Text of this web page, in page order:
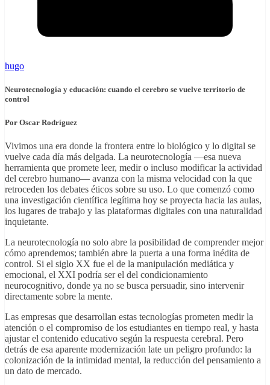
hugo
Neurotecnología y educación: cuando el cerebro se vuelve territorio de
control
Por Oscar Rodríguez
Vivimos una era donde la frontera entre lo biológico y lo digital se
vuelve cada día más delgada. La neurotecnología —esa nueva
herramienta que promete leer, medir o incluso modificar la actividad
del cerebro humano— avanza con la misma velocidad con la que
retroceden los debates éticos sobre su uso. Lo que comenzó como
una investigación científica legítima hoy se proyecta hacia las aulas,
los lugares de trabajo y las plataformas digitales con una naturalidad
inquietante.
La neurotecnología no solo abre la posibilidad de comprender mejor
cómo aprendemos; también abre la puerta a una forma inédita de
control. Si el siglo XX fue el de la manipulación mediática y
emocional, el XXI podría ser el del condicionamiento
neurocognitivo, donde ya no se busca persuadir, sino intervenir
directamente sobre la mente.
Las empresas que desarrollan estas tecnologías prometen medir la
atención o el compromiso de los estudiantes en tiempo real, y hasta
ajustar el contenido educativo según la respuesta cerebral. Pero
detrás de esa aparente modernización late un peligro profundo: la
colonización de la intimidad mental, la reducción del pensamiento a
un dato de mercado.